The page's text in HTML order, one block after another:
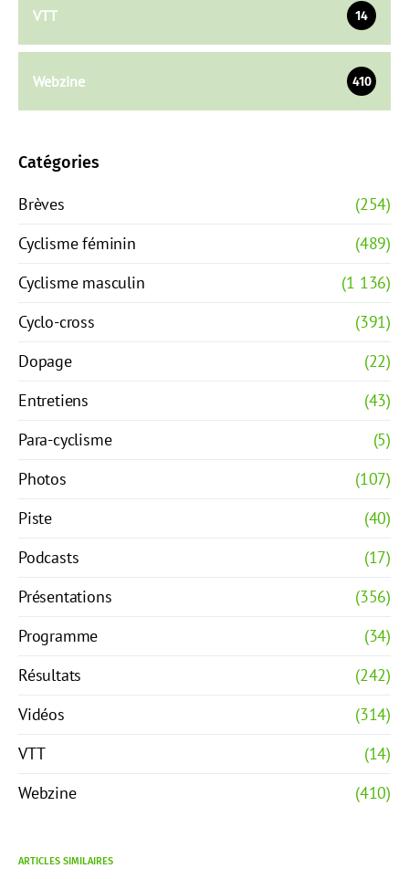
VTT 14
Webzine 410
Catégories
Brèves
(254)
Cyclisme féminin
(489)
Cyclisme masculin
(1 136)
Cyclo-cross
(391)
Dopage
(22)
Entretiens
(43)
Para-cyclisme
(5)
Photos
(107)
Piste
(40)
Podcasts
(17)
Présentations
(356)
Programme
(34)
Résultats
(242)
Vidéos
(314)
VTT
(14)
Webzine
(410)
ARTICLES SIMILAIRES